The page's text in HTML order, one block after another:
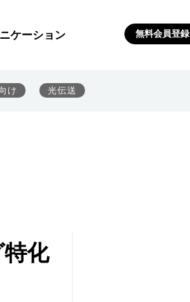
ケーション 無料会員登録
け 光伝送
化